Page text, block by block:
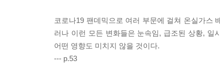
코로나19 팬데믹으로 여러 부문에 걸쳐 온실가
러나 이런 모든 변화들은 눈속임, 급조된 상황,
어떤 영향도 미치지 않을 것이다.
--- p.53